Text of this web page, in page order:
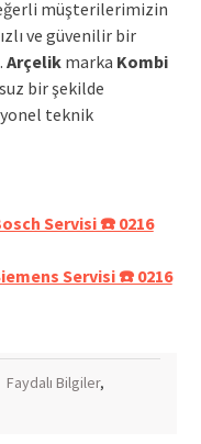
müşterilerimizin
ve güvenilir bir
Arçelikmarka Kombi
bir şekilde
teknik
Servisi ☎️ 0216
Servisi ☎️ 0216
Faydalı Bilgiler,